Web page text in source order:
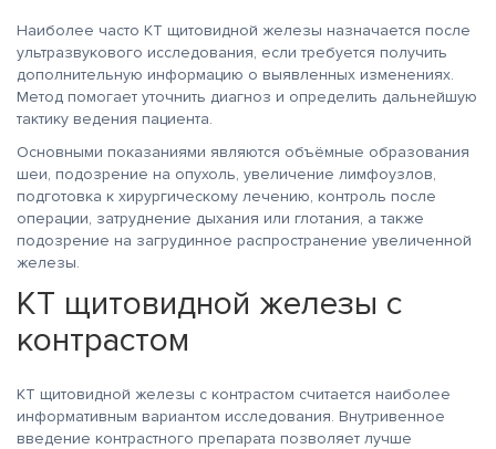
Наиболее часто КТ щитовидной железы назначается после
ультразвукового исследования, если требуется получить
дополнительную информацию о выявленных изменениях.
Метод помогает уточнить диагноз и определить дальнейшую
тактику ведения пациента.
Основными показаниями являются объёмные образования
шеи, подозрение на опухоль, увеличение лимфоузлов,
подготовка к хирургическому лечению, контроль после
операции, затруднение дыхания или глотания, а также
подозрение на загрудинное распространение увеличенной
железы.
КТ щитовидной железы с
контрастом
КТ щитовидной железы с контрастом считается наиболее
информативным вариантом исследования. Внутривенное
введение контрастного препарата позволяет лучше